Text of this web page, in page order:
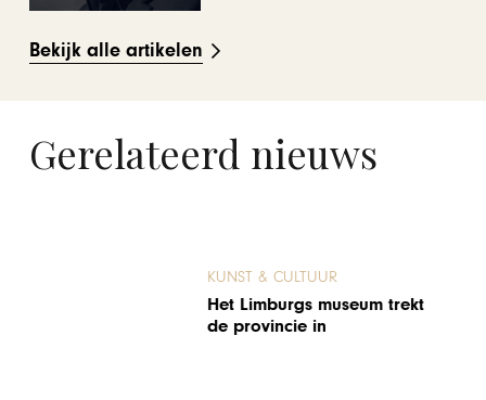
Bekijk alle artikelen
Gerelateerd nieuws
Organisatoren Magisch
Maastricht versterken
samenwerking